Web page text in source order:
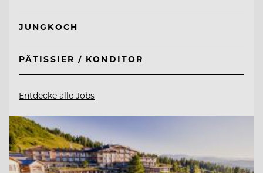
JUNGKOCH
PÂTISSIER / KONDITOR
Entdecke alle Jobs